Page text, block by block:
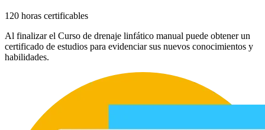
120 horas certificables
Al finalizar el Curso de drenaje linfático manual puede obtener un
certificado de estudios para evidenciar sus nuevos conocimientos y
habilidades.